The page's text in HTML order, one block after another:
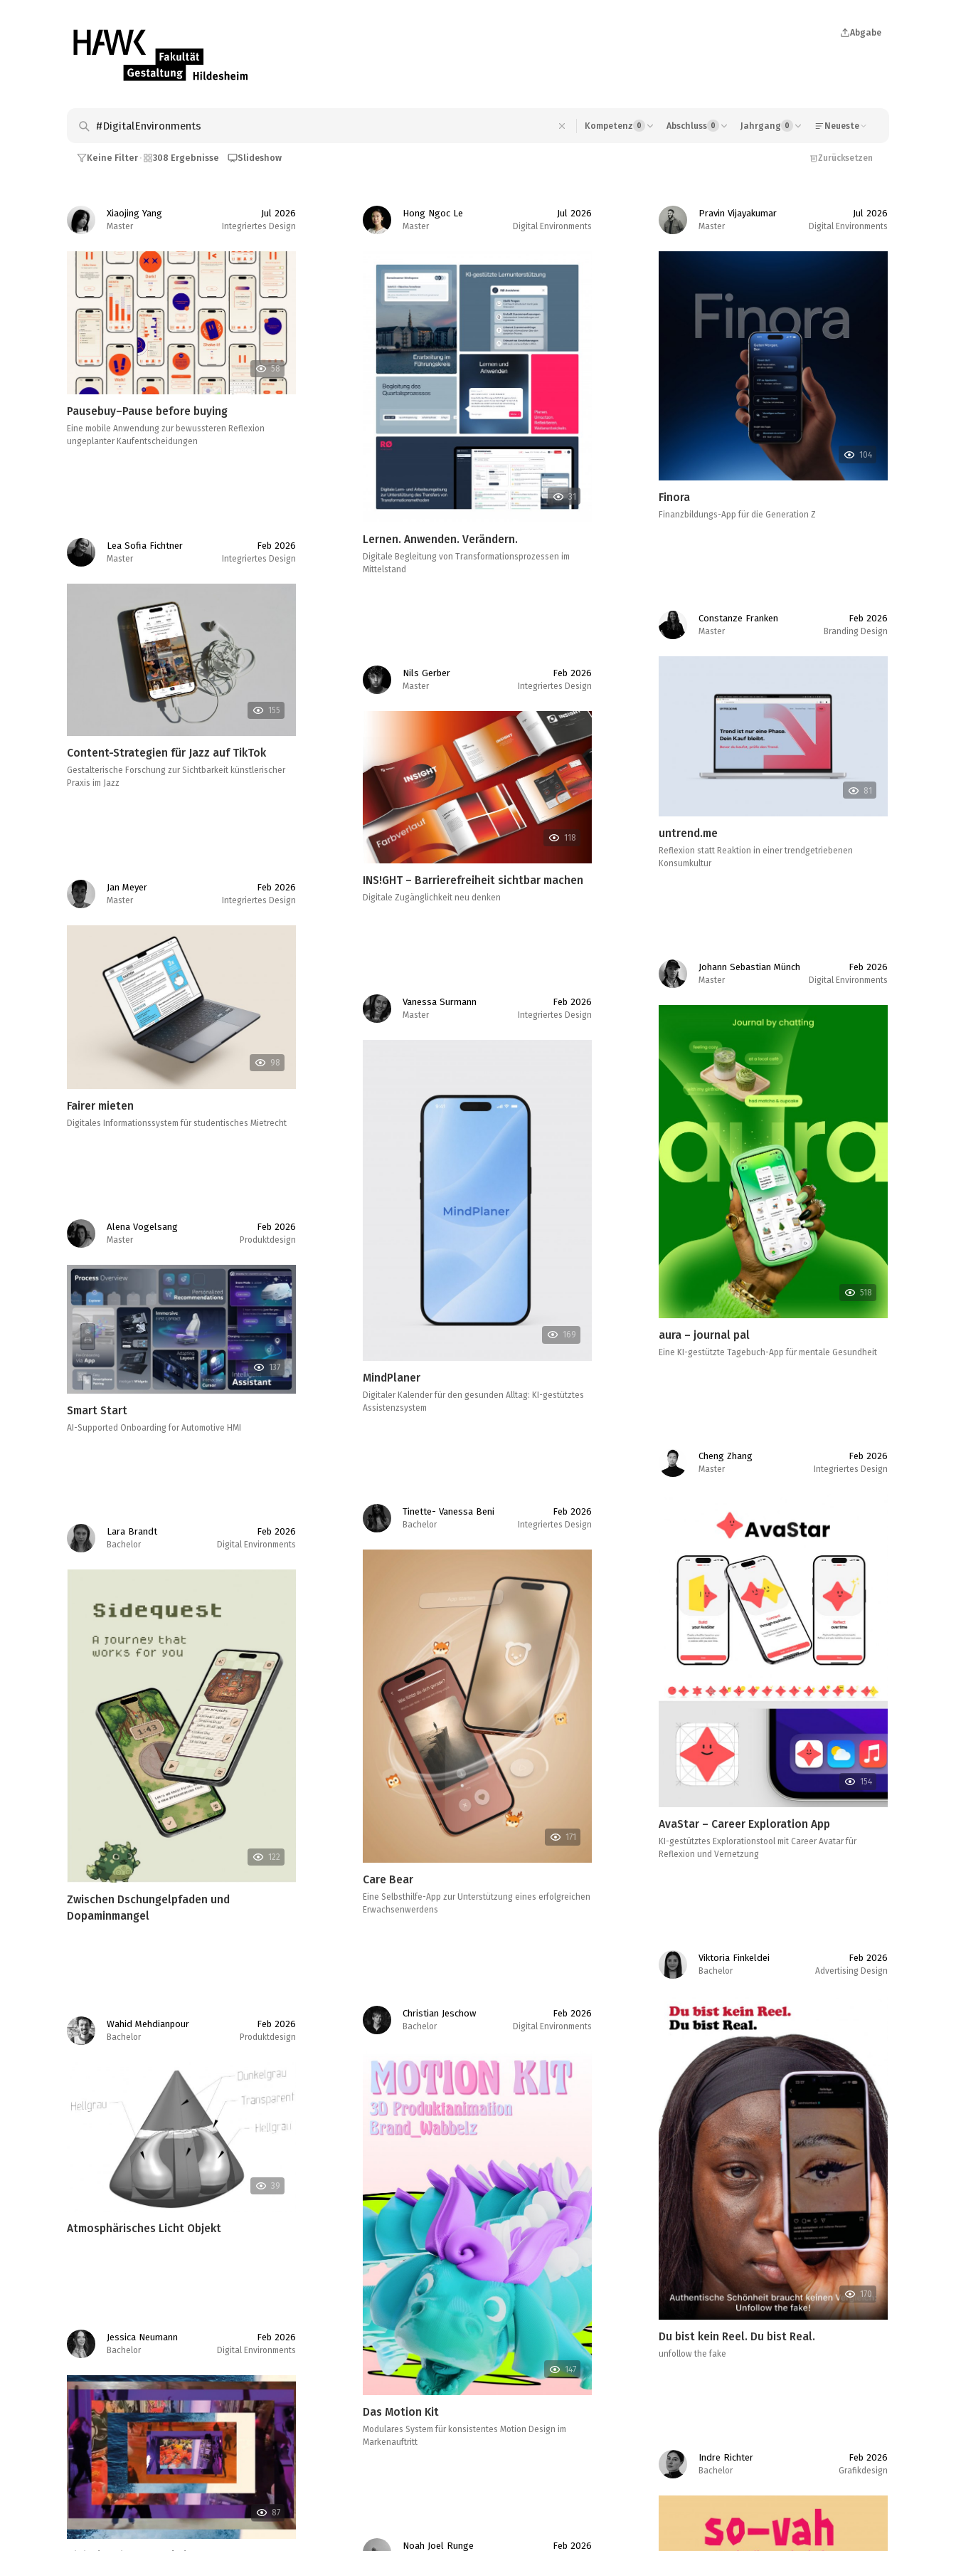
Abgabe
Kompetenz 0 Abschluss 0 Jahrgang 0 Neueste
Keine Filter · 308 Ergebnisse Slideshow Zurücksetzen
Xiaojing Yang
Master
Jul 2026
Integriertes Design
58
Pausebuy–Pause before buying
Eine mobile Anwendung zur bewussteren Reflexion
ungeplanter Kaufentscheidungen
Hong Ngoc Le
Master
Jul 2026
Digital Environments
31
Lernen. Anwenden. Verändern.
Digitale Begleitung von Transformationsprozessen im
Mittelstand
Pravin Vijayakumar
Master
Jul 2026
Digital Environments
104
Finora
Finanzbildungs-App für die Generation Z
Lea Sofia Fichtner
Master
Feb 2026
Integriertes Design
155
Content-Strategien für Jazz auf TikTok
Gestalterische Forschung zur Sichtbarkeit künstlerischer
Praxis im Jazz
Constanze Franken
Master
Feb 2026
Branding Design
81
untrend.me
Reflexion statt Reaktion in einer trendgetriebenen
Konsumkultur
Nils Gerber
Master
Feb 2026
Integriertes Design
118
INS!GHT – Barrierefreiheit sichtbar machen
Digitale Zugänglichkeit neu denken
Jan Meyer
Master
Feb 2026
Integriertes Design
98
Fairer mieten
Digitales Informationssystem für studentisches Mietrecht
Johann Sebastian Münch
Master
Feb 2026
Digital Environments
518
aura – journal pal
Eine KI-gestützte Tagebuch-App für mentale Gesundheit
Vanessa Surmann
Master
Feb 2026
Integriertes Design
169
MindPlaner
Digitaler Kalender für den gesunden Alltag: KI-gestütztes
Assistenzsystem
Alena Vogelsang
Master
Feb 2026
Produktdesign
137
Smart Start
AI-Supported Onboarding for Automotive HMI
Cheng Zhang
Master
Feb 2026
Integriertes Design
154
AvaStar – Career Exploration App
KI-gestütztes Explorationstool mit Career Avatar für
Reflexion und Vernetzung
Tinette- Vanessa Beni
Bachelor
Feb 2026
Integriertes Design
171
Care Bear
Eine Selbsthilfe-App zur Unterstützung eines erfolgreichen
Erwachsenwerdens
Lara Brandt
Bachelor
Feb 2026
Digital Environments
122
Zwischen Dschungelpfaden und
Dopaminmangel
Viktoria Finkeldei
Bachelor
Feb 2026
Advertising Design
170
Du bist kein Reel. Du bist Real.
unfollow the fake
Christian Jeschow
Bachelor
Feb 2026
Digital Environments
147
Das Motion Kit
Modulares System für konsistentes Motion Design im
Markenauftritt
Wahid Mehdianpour
Bachelor
Feb 2026
Produktdesign
39
Atmosphärisches Licht Objekt
Jessica Neumann
Bachelor
Feb 2026
Digital Environments
87
Indre Richter
Bachelor
Feb 2026
Grafikdesign
Noah Joel Runge Feb 2026